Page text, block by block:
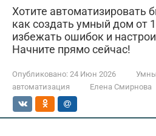
Хотите автоматизировать
как создать умный дом от
избежать ошибок и
Начните прямо сейчас!
Опубликовано: 24 Июн 2026
автоматизация
Елена Смирнова